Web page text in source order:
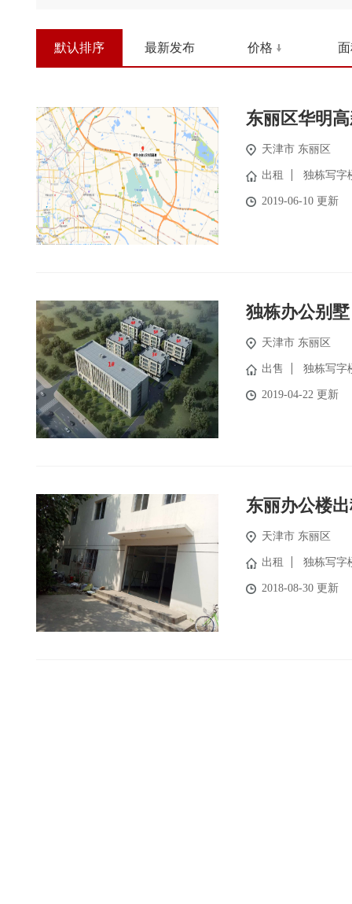
默认排序 最新发布 价格
东丽区华明
天津市 东丽区
出租 独栋写字
2019-06-10 更新
独栋办公别
天津市 东丽区
出售 独栋写字
2019-04-22 更新
东丽办公楼
天津市 东丽区
出租 独栋写字
2018-08-30 更新